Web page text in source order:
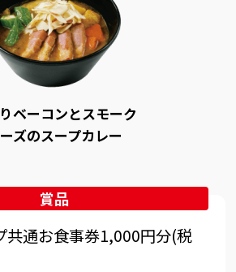
ベーコンとスモーク
ズのスープカレー
賞品
共通お食事券1,000円分(税